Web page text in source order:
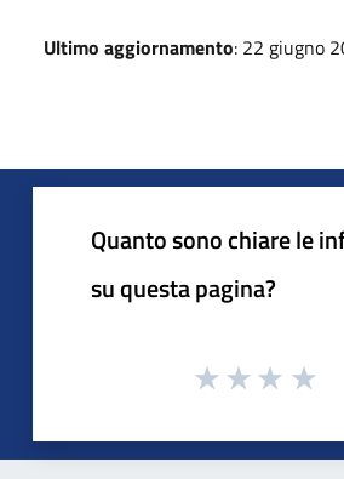
Ultimo aggiornamento: 22 giugno
Quanto sono chiare le
su questa pagina?